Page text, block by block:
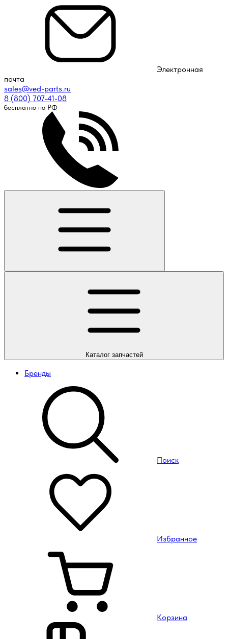
Электронная
почта
sales@ved-parts.ru
8 (800) 707-41-08
бесплатно по РФ
Каталогзапчастей
Бренды
Поиск
Избранное
Корзина